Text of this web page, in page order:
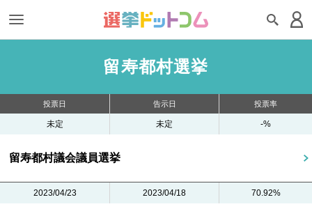
留寿都村選挙
投票日 告示日 投票率
未定 未定 -%
留寿都村議会議員選挙
2023/04/23 2023/04/18 70.92%